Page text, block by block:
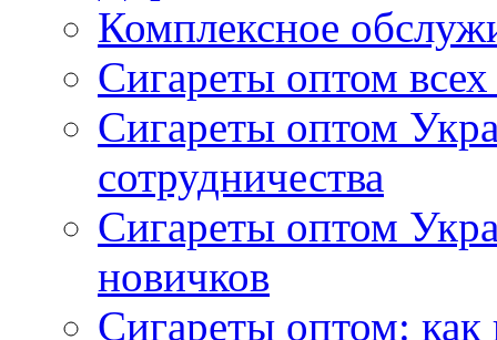
Комплексное
Сигареты оптом
Сигареты оптом
сотрудничества
Сигареты оптом
новичков
Сигареты оптом: